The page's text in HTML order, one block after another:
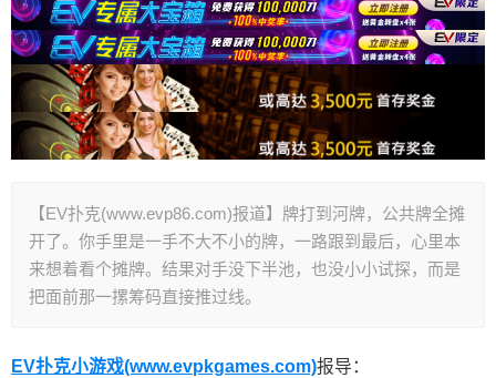
【EV扑克(www.evp86.com)报道】牌打到河牌，公共牌全摊
开了。你手里是一手不大不小的牌，一路跟到最后，心里本
来想着看个摊牌。结果对手没下半池，也没小小试探，而是
把面前那一摞筹码直接推过线。
EV扑克小游戏(www.evpkgames.com)报导：